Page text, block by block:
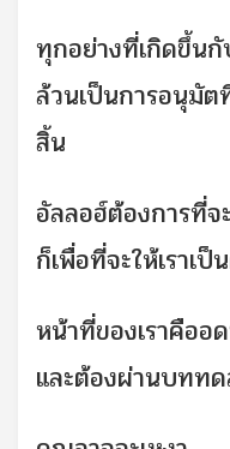
ทุกอย่างที่เกิดขึ้น
ล้วนเป็นการอนุมั
สิ้น
อัลลอฮ์ต้องการที่จ
ก็เพื่อที่จะให้เราเ
หน้าที่ของเราคืออ
และต้องผ่านบทท